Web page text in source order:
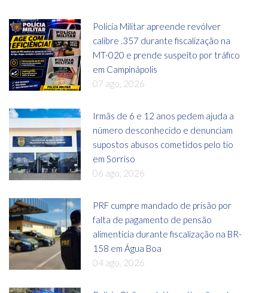
Polícia Militar apreende revólver
calibre .357 durante fiscalização na
MT-020 e prende suspeito por tráfico
em Campinápolis
07 ago, 2026
Irmãs de 6 e 12 anos pedem ajuda a
número desconhecido e denunciam
supostos abusos cometidos pelo tio
em Sorriso
06 ago, 2026
PRF cumpre mandado de prisão por
falta de pagamento de pensão
alimentícia durante fiscalização na BR-
158 em Água Boa
04 ago, 2026